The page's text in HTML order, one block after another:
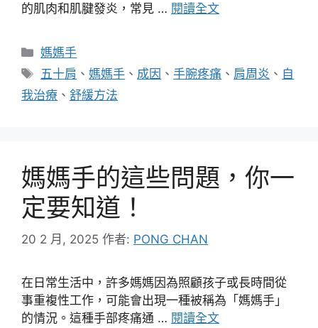
的肌肉和肌腱發炎，常見 … 閱讀全文
分
類
媽媽手
標
籤
五十肩 、媽媽手 、 成因 、手腕疼痛 、 肩周炎 、 自
我治療 、 舒緩方法
媽媽手的這些問題，你一
定要知道！
20 2 月, 2025 作者: PONG CHAN
在日常生活中，許多媽媽因為照顧孩子或長時間從
事重複性工作，可能會出現一種被稱為「媽媽手」
的情況。這種手部疼痛通 … 閱讀全文